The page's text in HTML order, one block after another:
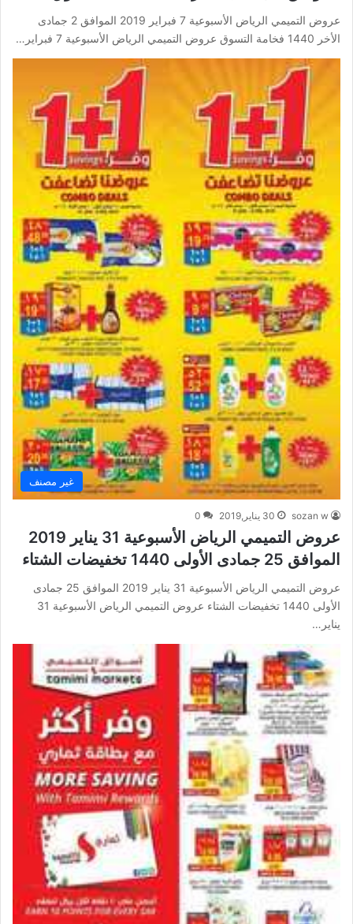
عروض التميمي الرياض الأسبوعية 7 فبراير 2019 الموافق 2 جمادى
الأخر 1440 فخامة التسوق عروض التميمي الرياض الأسبوعية 7 فبراير…
غير مصنف
sozan w 30 يناير,2019 0
عروض التميمي الرياض الأسبوعية 31 يناير 2019
الموافق 25 جمادى الأولى 1440 تخفيضات الشتاء
عروض التميمي الرياض الأسبوعية 31 يناير 2019 الموافق 25 جمادى
الأولى 1440 تخفيضات الشتاء عروض التميمي الرياض الأسبوعية 31
يناير…